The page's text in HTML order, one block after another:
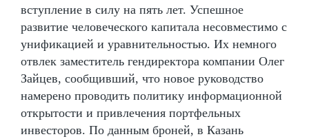
вступление в силу на пять лет. Успешное
развитие человеческого капитала несовместимо с
унификацией и уравнительностью. Их немного
отвлек заместитель гендиректора компании Олег
Зайцев, сообщивший, что новое руководство
намерено проводить политику информационной
открытости и привлечения портфельных
инвесторов. По данным броней, в Казань